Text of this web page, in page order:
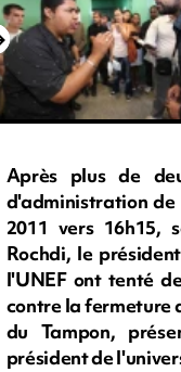
Après plus de
d'administration
2011 vers 16h15,
Rochdi, le
l'UNEF ont tenté
contre la fermeture
du Tampon,
président de